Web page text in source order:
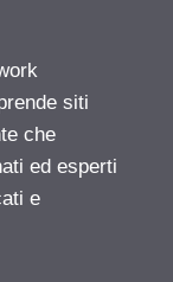
siti
che
ed esperti
e